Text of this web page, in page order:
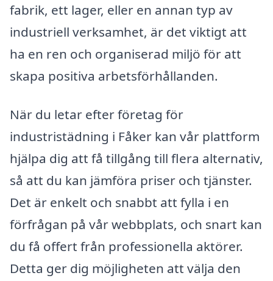
fabrik, ett lager, eller en annan typ av
industriell verksamhet, är det viktigt att
ha en ren och organiserad miljö för att
skapa positiva arbetsförhållanden.
När du letar efter företag för
industristädning i Fåker kan vår plattform
hjälpa dig att få tillgång till flera alternativ,
så att du kan jämföra priser och tjänster.
Det är enkelt och snabbt att fylla i en
förfrågan på vår webbplats, och snart kan
du få offert från professionella aktörer.
Detta ger dig möjligheten att välja den